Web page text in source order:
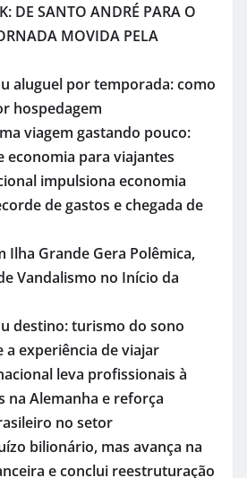
DE SANTO ANDRÉ PARA O
MOVIDA PELA
aluguel por temporada: como
hospedagem
viagem gastando pouco:
economia para viajantes
impulsiona economia
de gastos e chegada de
Ilha Grande Gera Polêmica,
Vandalismo no Início da
destino: turismo do sono
a experiência de viajar
leva profissionais à
na Alemanha e reforça
no setor
bilionário, mas avança na
e conclui reestruturação